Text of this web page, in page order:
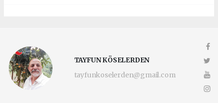
TAYFUN KÖSELERDEN
tayfunkoselerden@gmail.com